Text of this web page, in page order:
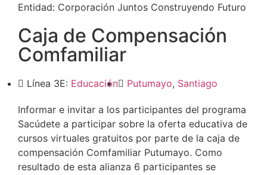
Entidad: Corporación Juntos Construyendo Futuro
Caja de Compensación
Comfamiliar
Línea 3E: Educación Putumayo, Santiago
Informar e invitar a los participantes del programa
Sacúdete a participar sobre la oferta educativa de
cursos virtuales gratuitos por parte de la caja de
compensación Comfamiliar Putumayo. Como
resultado de esta alianza 6 participantes se